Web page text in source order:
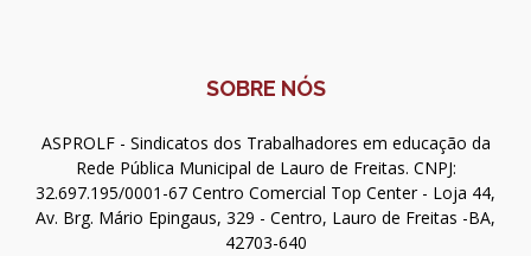
SOBRE NÓS
ASPROLF - Sindicatos dos Trabalhadores em educação da
Rede Pública Municipal de Lauro de Freitas. CNPJ:
32.697.195/0001-67 Centro Comercial Top Center - Loja 44,
Av. Brg. Mário Epingaus, 329 - Centro, Lauro de Freitas -BA,
42703-640